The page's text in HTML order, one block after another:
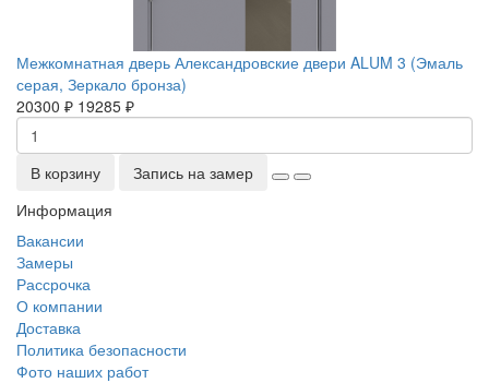
Межкомнатная дверь Александровские двери ALUM 3 (Эмаль
серая, Зеркало бронза)
20300 ₽ 19285 ₽
В корзину
Запись на замер
Информация
Вакансии
Замеры
Рассрочка
О компании
Доставка
Политика безопасности
Фото наших работ